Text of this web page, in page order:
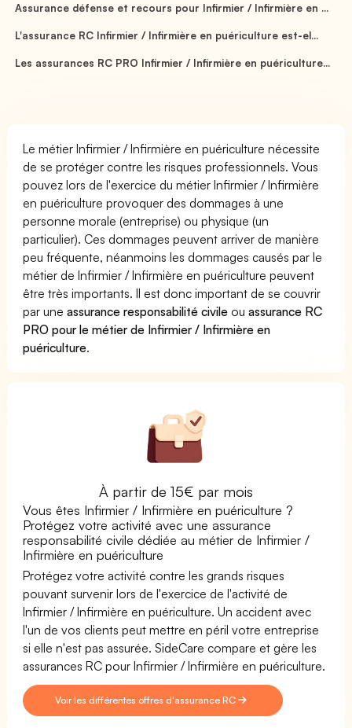
Assurance défense et recours pour Infirmier / Infirmière en ...
L'assurance RC Infirmier / Infirmière en puériculture est-el...
Les assurances RC PRO Infirmier / Infirmière en puériculture...
Le métier Infirmier / Infirmière en puériculture nécessite
de se protéger contre les risques professionnels. Vous
pouvez lors de l'exercice du métier Infirmier / Infirmière
en puériculture provoquer des dommages à une
personne morale (entreprise) ou physique (un
particulier). Ces dommages peuvent arriver de manière
peu fréquente, néanmoins les dommages causés par le
métier de Infirmier / Infirmière en puériculture peuvent
être très importants. Il est donc important de se couvrir
par uneassurance responsabilité civile ouassurance RC
PRO pour le métier de Infirmier / Infirmière en
puériculture.
À partir de 15€ par mois
Vous êtes Infirmier / Infirmière en puériculture ?
Protégez votre activité avec une assurance
responsabilité civile dédiée au métier de Infirmier /
Infirmière en puériculture
Protégez votre activité contre les grands risques
pouvant survenir lors de l'exercice de l'activité de
Infirmier / Infirmière en puériculture. Un accident avec
l'un de vos clients peut mettre en péril votre entreprise
si elle n'est pas assurée. SideCare compare et gère les
assurances RC pour Infirmier / Infirmière en puériculture.
Voir les différentes offres d'assurance RC